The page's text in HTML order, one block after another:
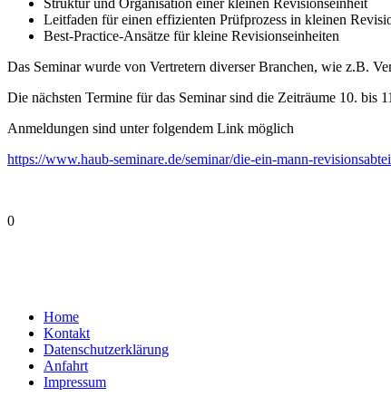
Leitfaden für einen effizienten Prüfprozess in kleinen
Best-Practice-Ansätze für kleine Revisionseinheiten
Das Seminar wurde von Vertretern diverser Branchen, wie z.B.
Die nächsten Termine für das Seminar sind die Zeiträume 10.
Anmeldungen sind unter folgendem Link möglich
https://www.haub-seminare.de/seminar/die-ein-mann-
0
Home
Kontakt
Datenschutzerklärung
Anfahrt
Impressum